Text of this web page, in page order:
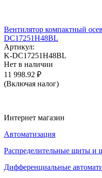
Вентилятор компактный
DC17251H48BL
Артикул:
K-DC17251H48BL
Нет в наличии
11 998.92 ₽
(Включая налог)
Интернет магазин
Автоматизация
Распределительные щиты и
Дифференциальные